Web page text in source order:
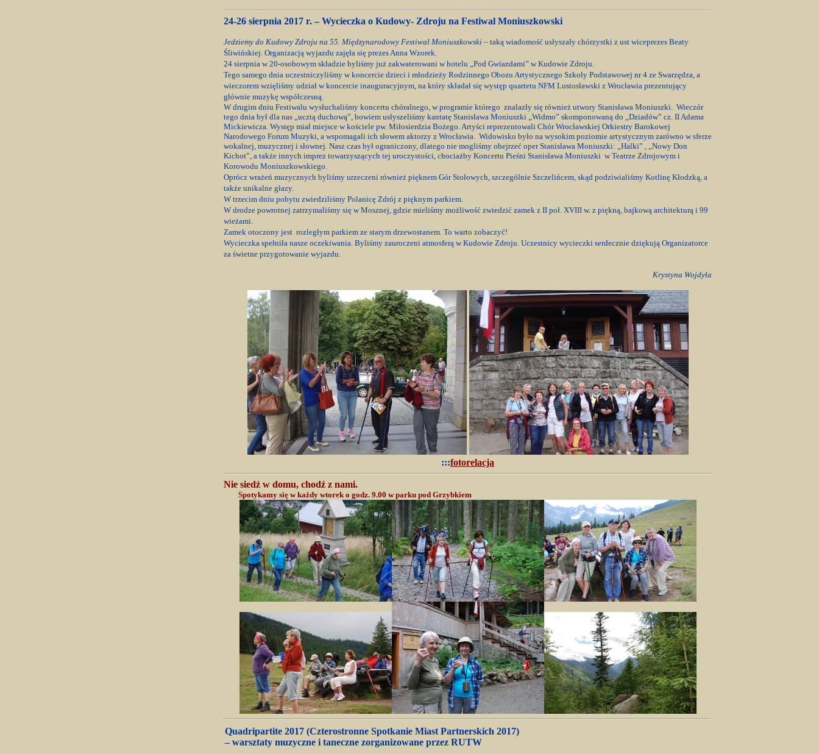
24-26 sierpnia 2017 r. – Wycieczka o Kudowy- Zdroju na Festiwal Moniuszkowski
Jedziemy do Kudowy Zdroju na 55. Międzynarodowy Festiwal Moniuszkowski – taką wiadomość usłyszały chórzystki z ust wiceprezes Beaty
Śliwińskiej. Organizacją wyjazdu zajęła się prezes Anna Wzorek.
24 sierpnia w 20-osobowym składzie byliśmy już zakwaterowani w hotelu „Pod Gwiazdami” w Kudowie Zdroju.
Tego samego dnia uczestniczyliśmy w koncercie dzieci i młodzieży Rodzinnego Obozu Artystycznego Szkoły Podstawowej nr 4 ze Swarzędza, a
wieczorem wzięliśmy udział w koncercie inauguracyjnym, na który składał się występ quartetu NFM Lustosławski z Wrocławia prezentujący
głównie muzykę współczesną.
W drugim dniu Festiwalu wysłuchaliśmy koncertu chóralnego, wprogramie którego znalazły się również utwory Stanisława Moniuszki. Wieczór
tego dnia był dla nas „ucztą duchową”, bowiem usłyszeliśmy kantatę Stanisława Moniuszki „Widmo” skomponowaną do „Dziadów” cz. II Adama
Mickiewicza. Występ miał miejsce w kościele pw. Miłosierdzia Bożego. Artyści reprezentowali Chór Wrocławskiej Orkiestry Barokowej
Narodowego Forum Muzyki, a wspomagali ich słowem aktorzy z Wrocławia. Widowisko było na wysokim poziomie artystycznym zarówno w sferze
wokalnej, muzycznej i słownej. Nasz czas był ograniczony, dlatego nie mogliśmy obejrzeć oper Stanisława Moniuszki: „Halki” , „Nowy Don
Kichot”, a także innych imprez towarzyszących tej uroczystości, chociażby Koncertu Pieśni Stanisława Moniuszki w Teatrze Zdrojowym i
Korowodu Moniuszkowskiego.
Oprócz wrażeń muzycznych byliśmy urzeczeni również pięknem Gór Stołowych, szczególnie Szczelińcem, skąd podziwialiśmy Kotlinę Kłodzką, a
także unikalne głazy.
W trzecim dniu pobytu zwiedziliśmy Polanicę Zdrój z pięknym parkiem.
W drodze powrotnej zatrzymaliśmy się w Mosznej, gdzie mieliśmy możliwość zwiedzić zamek z II poł. XVIII w. z piękną, bajkową architekturą i 99
wieżami.
Zamek otoczony jest rozległym parkiem ze starym drzewostanem. To warto zobaczyć!
Wycieczka spełniła nasze oczekiwania. Byliśmy zauroczeni atmosferą w Kudowie Zdroju. Uczestnicy wycieczki serdecznie dziękują Organizatorce
za świetne przygotowanie wyjazdu.
Krystyna Wojdyła
:::fotorelacja
Nie siedź w domu, chodź z nami.
Spotykamy się w każdy wtorek o godz. 9.00 w parku pod Grzybkiem
Quadripartite 2017 (Czterostronne Spotkanie Miast Partnerskich 2017)
– warsztaty muzyczne i taneczne zorganizowane przez RUTW